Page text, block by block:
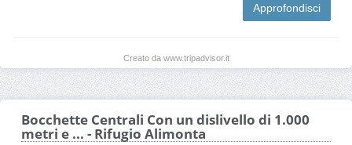
Approfondisci
Creato da www.tripadvisor.it
Bocchette Centrali Con un dislivello di 1.000
metri e ... - Rifugio Alimonta